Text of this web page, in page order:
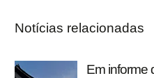
Notícias relacionadas
Em informe